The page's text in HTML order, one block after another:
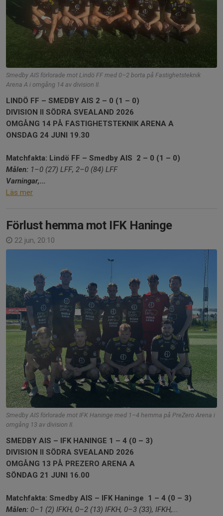
Smedby AIS förlorade mot Lindö FF med 0–2 borta på Fastighetsteknik
Arena A i omgång 14 av division II.
LINDÖ FF – SMEDBY AIS 2 – 0 (1 – 0)
DIVISION II SÖDRA SVEALAND 2026
OMGÅNG 14 PÅ FASTIGHETSTEKNIK ARENA A
ONSDAG 24 JUNI 19.30
Matchfakta: Lindö FF – Smedby AIS 2 – 0 (1 – 0)
Målen: 1–0 (27) LFF, 2–0 (84) LFF
Varningar,...
Läs mer
Förlust hemma mot IFK Haninge
22 jun, 20:10
Smedby AIS förlorade mot IFK Haninge med 1–4 hemma på PreZero Arena i
omgång 13 av division II.
SMEDBY AIS – IFK HANINGE 1 – 4 (0 – 3)
DIVISION II SÖDRA SVEALAND 2026
OMGÅNG 13 PÅ PREZERO ARENA A
SÖNDAG 21 JUNI 16.00
Matchfakta: Smedby AIS – IFK Haninge 1 – 4 (0 – 3)
Målen: 0–1 (2) IFKH, 0–2 (13) IFKH, 0–3 (33), IFKH,...